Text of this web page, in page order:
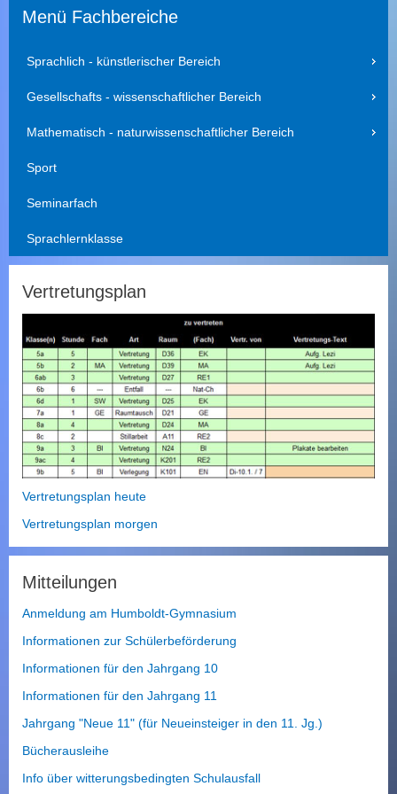
e
s
Menü Fachbereiche
Sprachlich - künstlerischer Bereich
Gesellschafts - wissenschaftlicher Bereich
Mathematisch - naturwissenschaftlicher Bereich
Sport
Seminarfach
Sprachlernklasse
Vertretungsplan
Vertretungsplan heute
Vertretungsplan morgen
Mitteilungen
Anmeldung am Humboldt-Gymnasium
Informationen zur Schülerbeförderung
Informationen für den Jahrgang 10
Informationen für den Jahrgang 11
Jahrgang "Neue 11" (für Neueinsteiger in den 11. Jg.)
Bücherausleihe
Info über witterungsbedingten Schulausfall